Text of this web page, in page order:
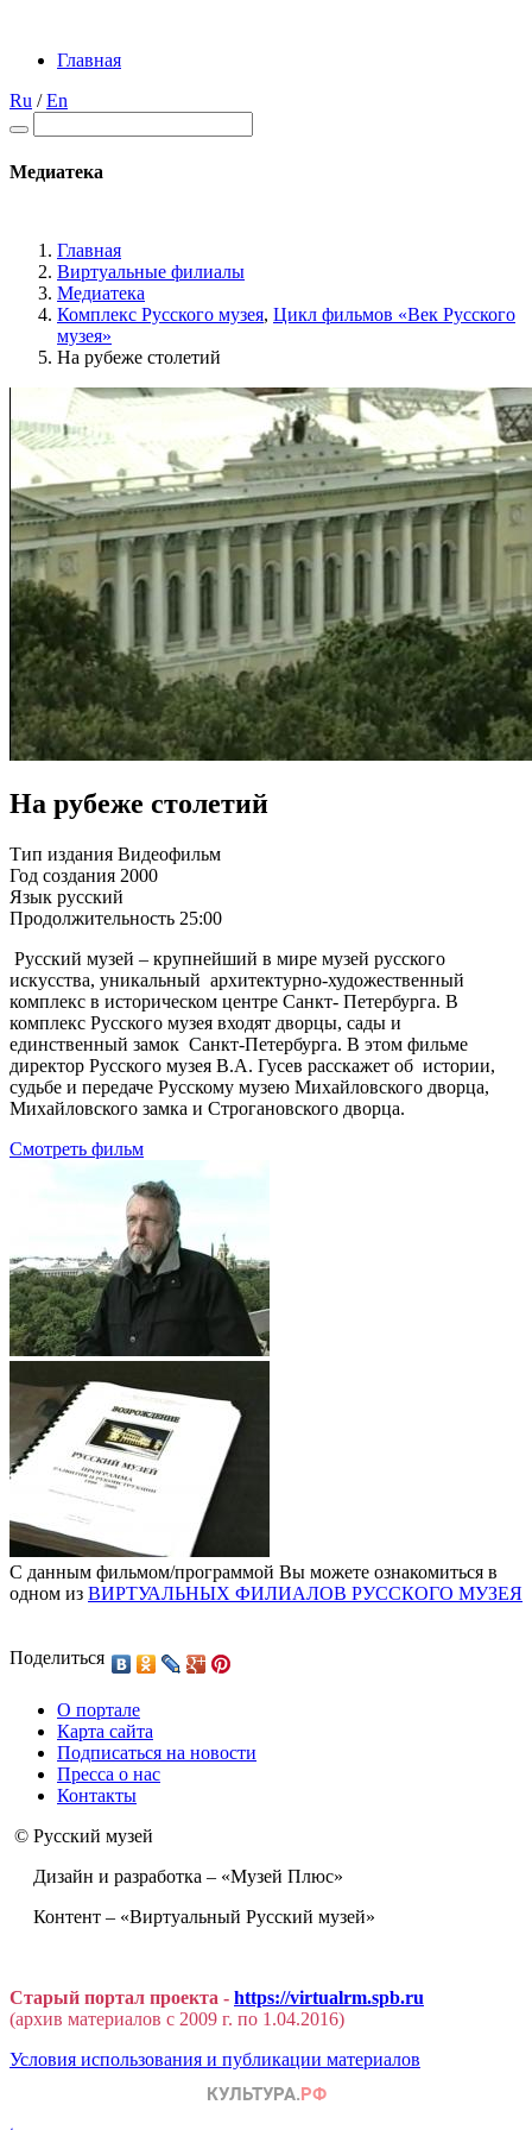
Главная
Ru /En
Медиатека
Главная
Виртуальные филиалы
Медиатека
Комплекс Русского музея, Цикл фильмов «Век Русского
музея»
На рубеже столетий
На рубеже столетий
Тип издания Видеофильм
Год создания 2000
Язык русский
Продолжительность 25:00
Русский музей – крупнейший в мире музей русского
искусства, уникальный архитектурно-художественный
комплекс в историческом центре Санкт- Петербурга. В
комплекс Русского музея входят дворцы, сады и
единственный замок Санкт-Петербурга. В этом фильме
директор Русского музея В.А. Гусев расскажет об истории,
судьбе и передаче Русскому музею Михайловского дворца,
Михайловского замка и Строгановского дворца.
Смотреть фильм
С данным фильмом/программой Вы можете ознакомиться в
одном из ВИРТУАЛЬНЫХ ФИЛИАЛОВ РУССКОГО МУЗЕЯ
Поделиться
О портале
Карта сайта
Подписаться на новости
Пресса о нас
Контакты
© Русский музей
Дизайн и разработка – «Музей Плюс»
Контент – «Виртуальный Русский музей»
Старый портал проекта - https://virtualrm.spb.ru
(архив материалов с 2009 г. по 1.04.2016)
Условия использования и публикации материалов